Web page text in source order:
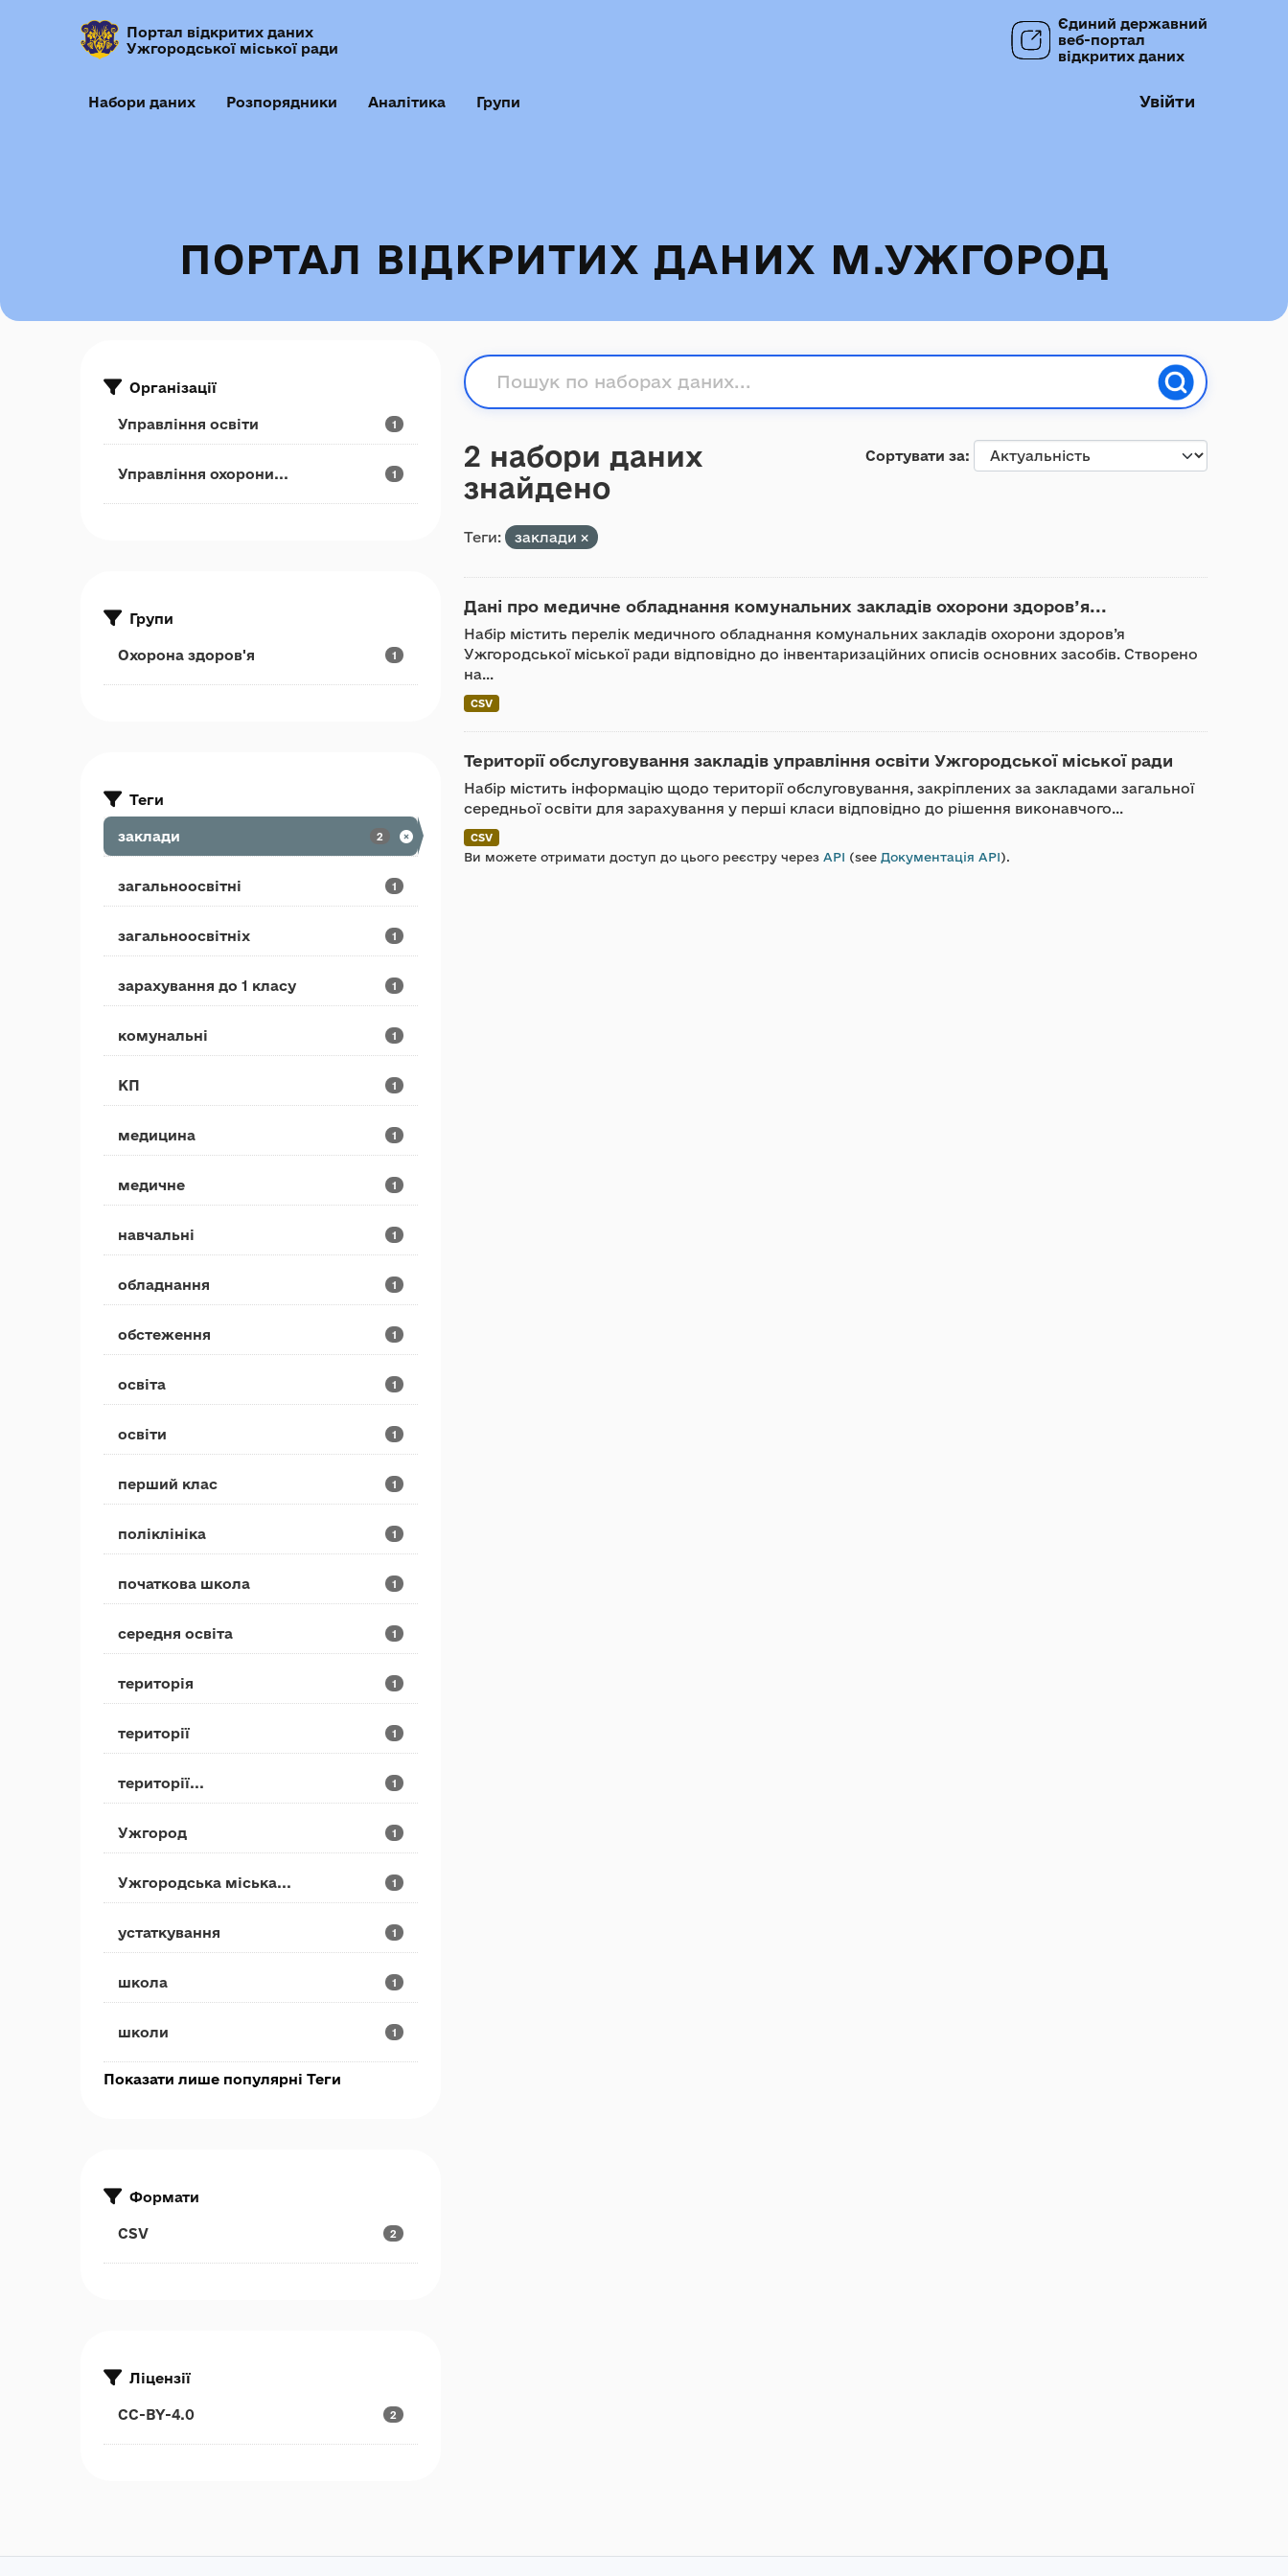
Портал відкритих даних
Ужгородської міської ради
Єдиний державний
веб-портал
відкритих даних
Набори даних Розпорядники Аналітика Групи Увійти
ПОРТАЛ ВІДКРИТИХ ДАНИХ М.УЖГОРОД
Організації
Управління освіти 1
Управління охорони... 1
Групи
Охорона здоров'я 1
Теги
заклади 2
загальноосвітні 1
загальноосвітніх 1
зарахування до 1 класу 1
комунальні 1
КП 1
медицина 1
медичне 1
навчальні 1
обладнання 1
обстеження 1
освіта 1
освіти 1
перший клас 1
поліклініка 1
початкова школа 1
середня освіта 1
територія 1
території 1
території... 1
Ужгород 1
Ужгородська міська... 1
устаткування 1
школа 1
школи 1
Показати лише популярні Теги
Формати
CSV 2
Ліцензії
CC-BY-4.0 2
Сортувати за
2 набори даних
знайдено
Теги: заклади
Дані про медичне обладнання комунальних закладів охорони здоров’я...
Набір містить перелік медичного обладнання комунальних закладів охорони здоров’я
Ужгородської міської ради відповідно до інвентаризаційних описів основних засобів. Створено
на...
CSV
Території обслуговування закладів управління освіти Ужгородської міської ради
Набір містить інформацію щодо території обслуговування, закріплених за закладами загальної
середньої освіти для зарахування у перші класи відповідно до рішення виконавчого...
CSV
Ви можете отримати доступ до цього реєстру через API (see Документація API).